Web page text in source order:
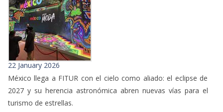
22 January 2026
México llega a FITUR con el cielo como aliado: el eclipse de
2027 y su herencia astronómica abren nuevas vías para el
turismo de estrellas.